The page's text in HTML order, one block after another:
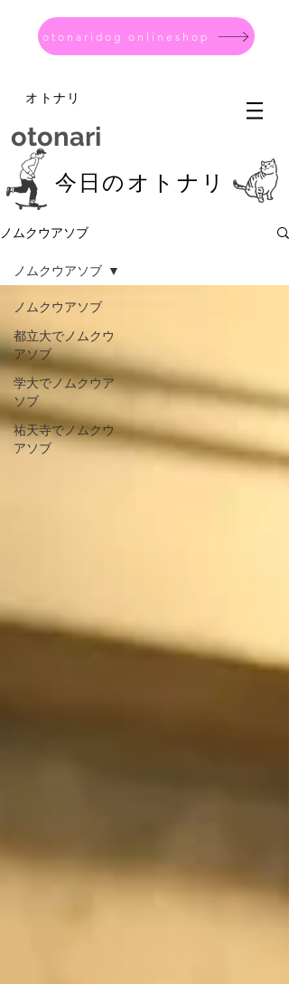
otonaridog onlineshop
オトナリ
otonari
今日のオトナリ
ノムクウアソブ
ノムクウアソブ
都立大でノムクウ
アソブ
学大でノムクウア
ソブ
祐天寺でノムクウ
アソブ
ノムクウアソブ